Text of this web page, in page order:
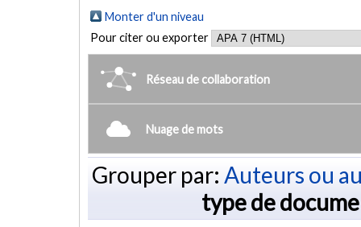
Monter d'un niveau
Pour citer ou exporter
Réseau de collaboration
Nuage de mots
Grouper par: Auteurs ou
type de